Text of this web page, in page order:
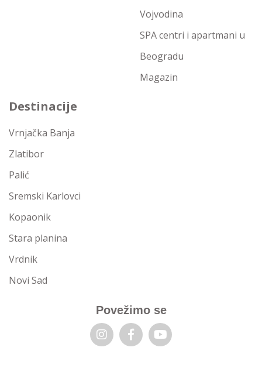
Vojvodina
SPA centri i apartmani u
Beogradu
Magazin
Destinacije
Vrnjačka Banja
Zlatibor
Palić
Sremski Karlovci
Kopaonik
Stara planina
Vrdnik
Novi Sad
Povežimo se